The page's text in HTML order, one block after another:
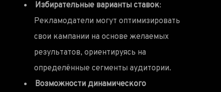
Избирательные варианты ставок:
Рекламодатели могут оптимизировать
свои кампании на основе желаемых
результатов, ориентируясь на
определённые сегменты аудитории.
Возможности динамического